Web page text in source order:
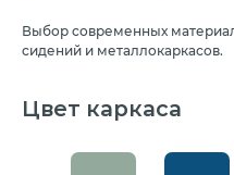
Выбор современных
сидений и металлокаркасов.
Цвет каркаса